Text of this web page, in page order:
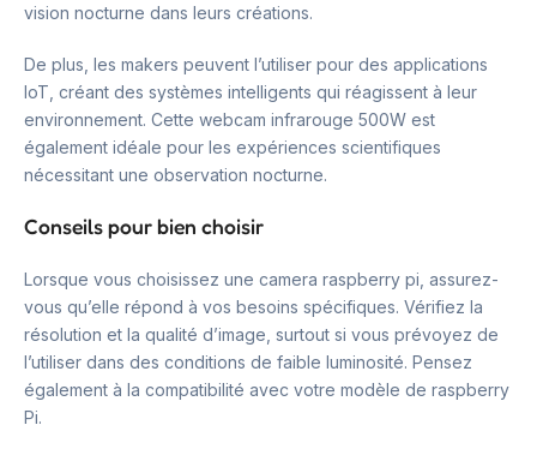
vision nocturne dans leurs créations.
De plus, les makers peuvent l’utiliser pour des applications
IoT, créant des systèmes intelligents qui réagissent à leur
environnement. Cette webcam infrarouge 500W est
également idéale pour les expériences scientifiques
nécessitant une observation nocturne.
Conseils pour bien choisir
Lorsque vous choisissez une camera raspberry pi, assurez-
vous qu’elle répond à vos besoins spécifiques. Vérifiez la
résolution et la qualité d’image, surtout si vous prévoyez de
l’utiliser dans des conditions de faible luminosité. Pensez
également à la compatibilité avec votre modèle de raspberry
Pi.